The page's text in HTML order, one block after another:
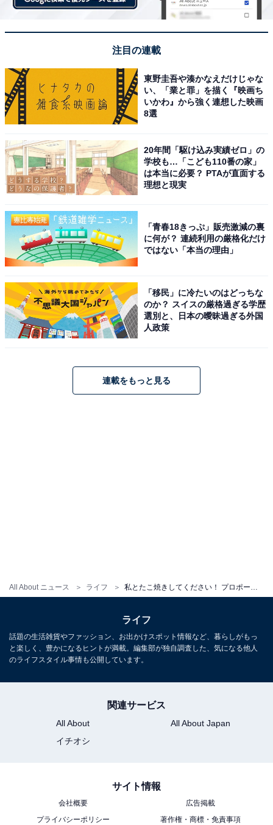
All About ニュース ライフ
のラインナップ
特徴的な「たこあし」、たこ焼きにピッタリなサイズに
カットされた「たこぶつ」、小さなサイズがかわいい
「イイダコ」。
「たこあし」「たこぶつ」「イイダコ」
さらにお弁当の定番「タコさんウィンナー」、オリジナ
ルキャラクター「たこやきんぐ」の全5種がランダムに
き当てるまで回すしかないですね……！
注目の連載
東野圭吾や湊かなえだけじゃな
い、「業と罪」を描く『映画ち
いかわ』から強く連想した映画
8選
20年間「駆け込み実績ゼロ」の
学校も…「こども110番の家」
は本当に必要？ PTAが直面する
理想と現実
「青春18きっぷ」販売激減の裏
に何が？ 連続利用の厳格化だけ
ではない「本当の理由」
「移民」に冷たいのはどっちな
のか？ スイスの厳格過ぎる学歴
選別と、日本の曖昧過ぎる外国
人政策
連載をもっと見る
ライフ
話題の生活雑貨やファッション、お出かけスポット情報など、暮らしがもっ
と楽しく、豊かになるヒントが満載。編集部が独自調査した、気になる他人
のライフスタイル事情も公開しています。
関連サービス
All About
All About Japan
イチオシ
サイト情報
会社概要
広告掲載
プライバシーポリシー
著作権・商標・免責事項